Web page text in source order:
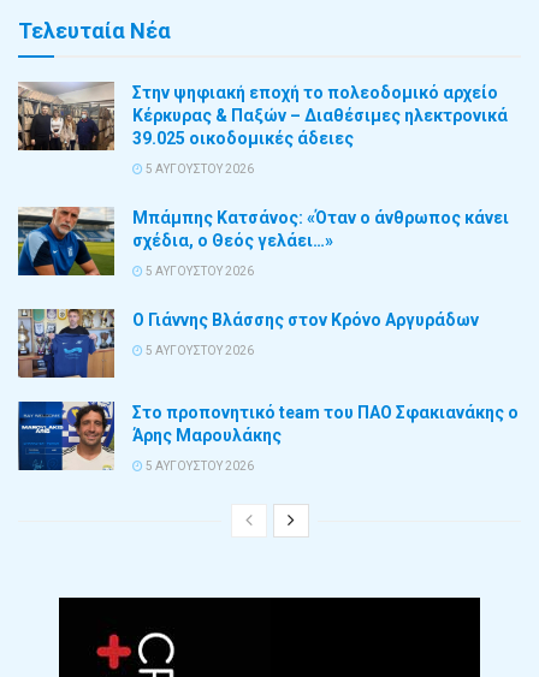
Τελευταία Νέα
Στην ψηφιακή εποχή το πολεοδομικό αρχείο
Κέρκυρας & Παξών – Διαθέσιμες ηλεκτρονικά
39.025 οικοδομικές άδειες
5 ΑΥΓΟΎΣΤΟΥ 2026
Μπάμπης Κατσάνος: «Όταν ο άνθρωπος κάνει
σχέδια, ο Θεός γελάει…»
5 ΑΥΓΟΎΣΤΟΥ 2026
Ο Γιάννης Βλάσσης στον Κρόνο Αργυράδων
5 ΑΥΓΟΎΣΤΟΥ 2026
Στο προπονητικό team του ΠΑΟ Σφακιανάκης ο
Άρης Μαρουλάκης
5 ΑΥΓΟΎΣΤΟΥ 2026